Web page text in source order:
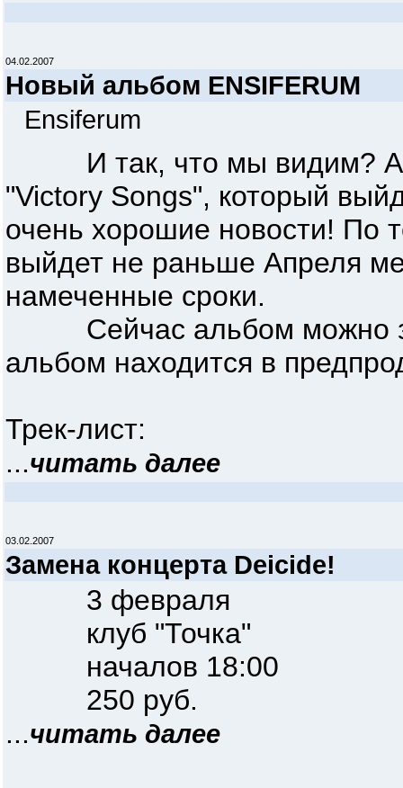
04.02.2007
Новый альбом ENSIFERUM
Ensiferum
И так, что мы видим? А
"Victory Songs", который
очень хорошие новости! По
выйдет не раньше Апреля
намеченные сроки.
Сейчас альбом можно
альбом находится в
Трек-лист:
...читать далее
03.02.2007
Замена концерта Deicide!
3 февраля
клуб "Точка"
началов 18:00
250 руб.
...читать далее